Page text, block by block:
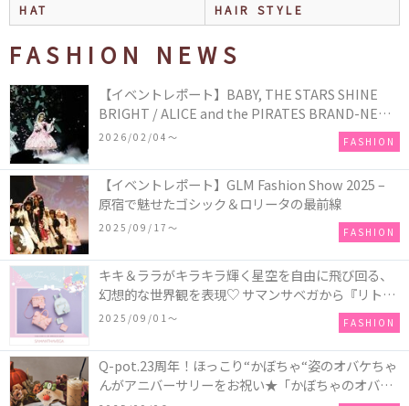
HAT
HAIR STYLE
FASHION NEWS
【イベントレポート】BABY, THE STARS SHINE
BRIGHT / ALICE and the PIRATES BRAND-NEW
COLLECTION in TOKYO
2026/02/04〜 FASHION
【イベントレポート】GLM Fashion Show 2025 –
原宿で魅せたゴシック＆ロリータの最前線
2025/09/17〜 FASHION
キキ＆ララがキラキラ輝く星空を自由に飛び回る、
幻想的な世界観を表現♡ サマンサベガから『リトル
ツインスターズ』50周年アニバーサリーイヤー』を
2025/09/01〜 FASHION
Q-pot.23周年！ほっこり“かぼちゃ“姿のオバケちゃ
んがアニバーサリーをお祝い★「かぼちゃのオバケ